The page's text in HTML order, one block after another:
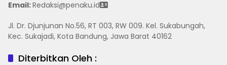
Email:Redaksi@penaku.id
Jl. Dr. Djunjunan No.56, RT 003, RW 009. Kel. Sukabungah,
Kec. Sukajadi, Kota Bandung, Jawa Barat 40162
Diterbitkan Oleh :